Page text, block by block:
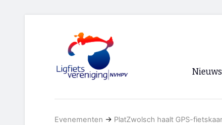
Nieuws
Evenementen → PlatZwolsch haalt GPS-